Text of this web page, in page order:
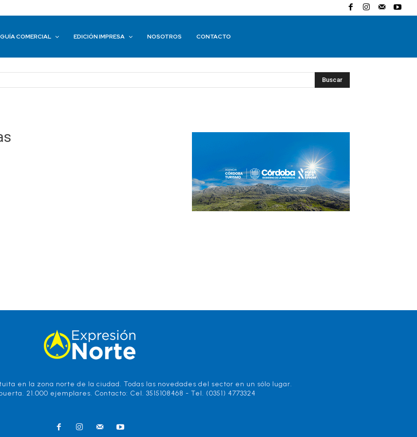
GUÍA COMERCIAL EDICIÓN IMPRESA NOSOTROS CONTACTO
Buscar
en la zona norte de la ciudad. Todas las novedades del sector en un sólo lugar.
21.000 ejemplares. Contacto: Cel. 3515108468 - Tel. (0351) 4773324